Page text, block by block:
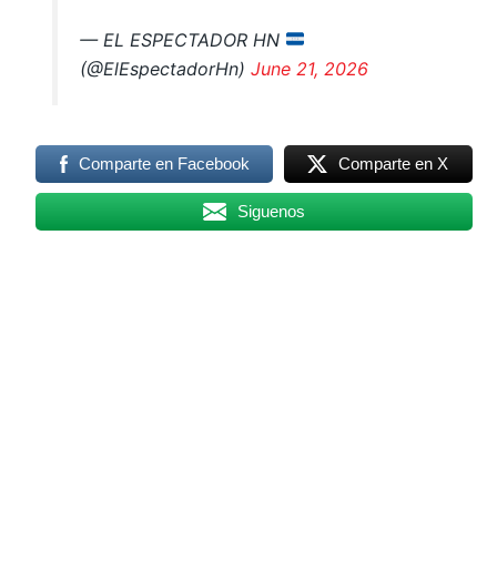
— EL ESPECTADOR HN
(@ElEspectadorHn) June 21, 2026
Comparte en Facebook Comparte en X
Siguenos